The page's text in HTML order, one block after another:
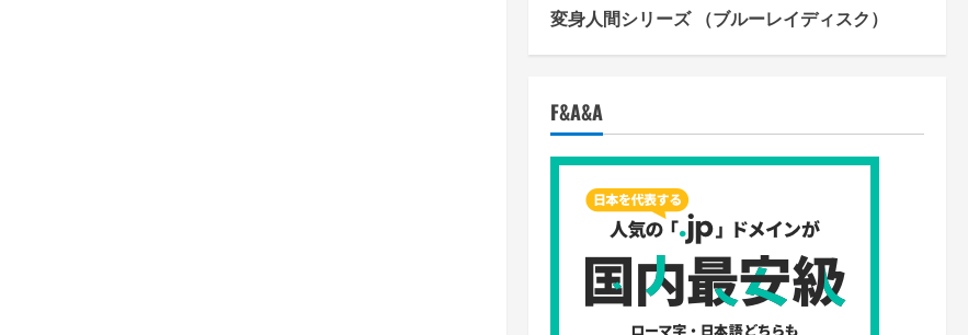
変身人間シリーズ （ブルーレイディスク）
F&A&A